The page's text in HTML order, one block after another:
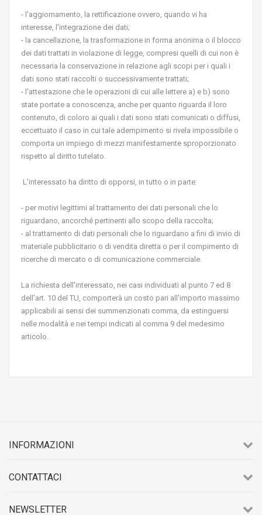
- l'aggiornamento, la rettificazione ovvero, quando vi ha
interesse, l'integrazione dei dati;
- la cancellazione, la trasformazione in forma anonima o il blocco
dei dati trattati in violazione di legge, compresi quelli di cui non è
necessaria la conservazione in relazione agli scopi per i quali i
dati sono stati raccolti o successivamente trattati;
- l'attestazione che le operazioni di cui alle lettere a) e b) sono
state portate a conoscenza, anche per quanto riguarda il loro
contenuto, di coloro ai quali i dati sono stati comunicati o diffusi,
eccettuato il caso in cui tale adempimento si rivela impossibile o
comporta un impiego di mezzi manifestamente sproporzionato
rispetto al diritto tutelato.
L'interessato ha diritto di opporsi, in tutto o in parte:
- per motivi legittimi al trattamento dei dati personali che lo
riguardano, ancorché pertinenti allo scopo della raccolta;
- al trattamento di dati personali che lo riguardano a fini di invio di
materiale pubblicitario o di vendita diretta o per il compimento di
ricerche di mercato o di comunicazione commerciale.
La richiesta dell'interessato, nei casi individuati al punto 7 ed 8
dell'art. 10 del TU, comporterà un costo pari all'importo massimo
applicabili ai sensi dei summenzionati comma, da estinguersi
nelle modalità e nei tempi indicati al comma 9 del medesimo
articolo.
INFORMAZIONI
CONTATTACI
NEWSLETTER